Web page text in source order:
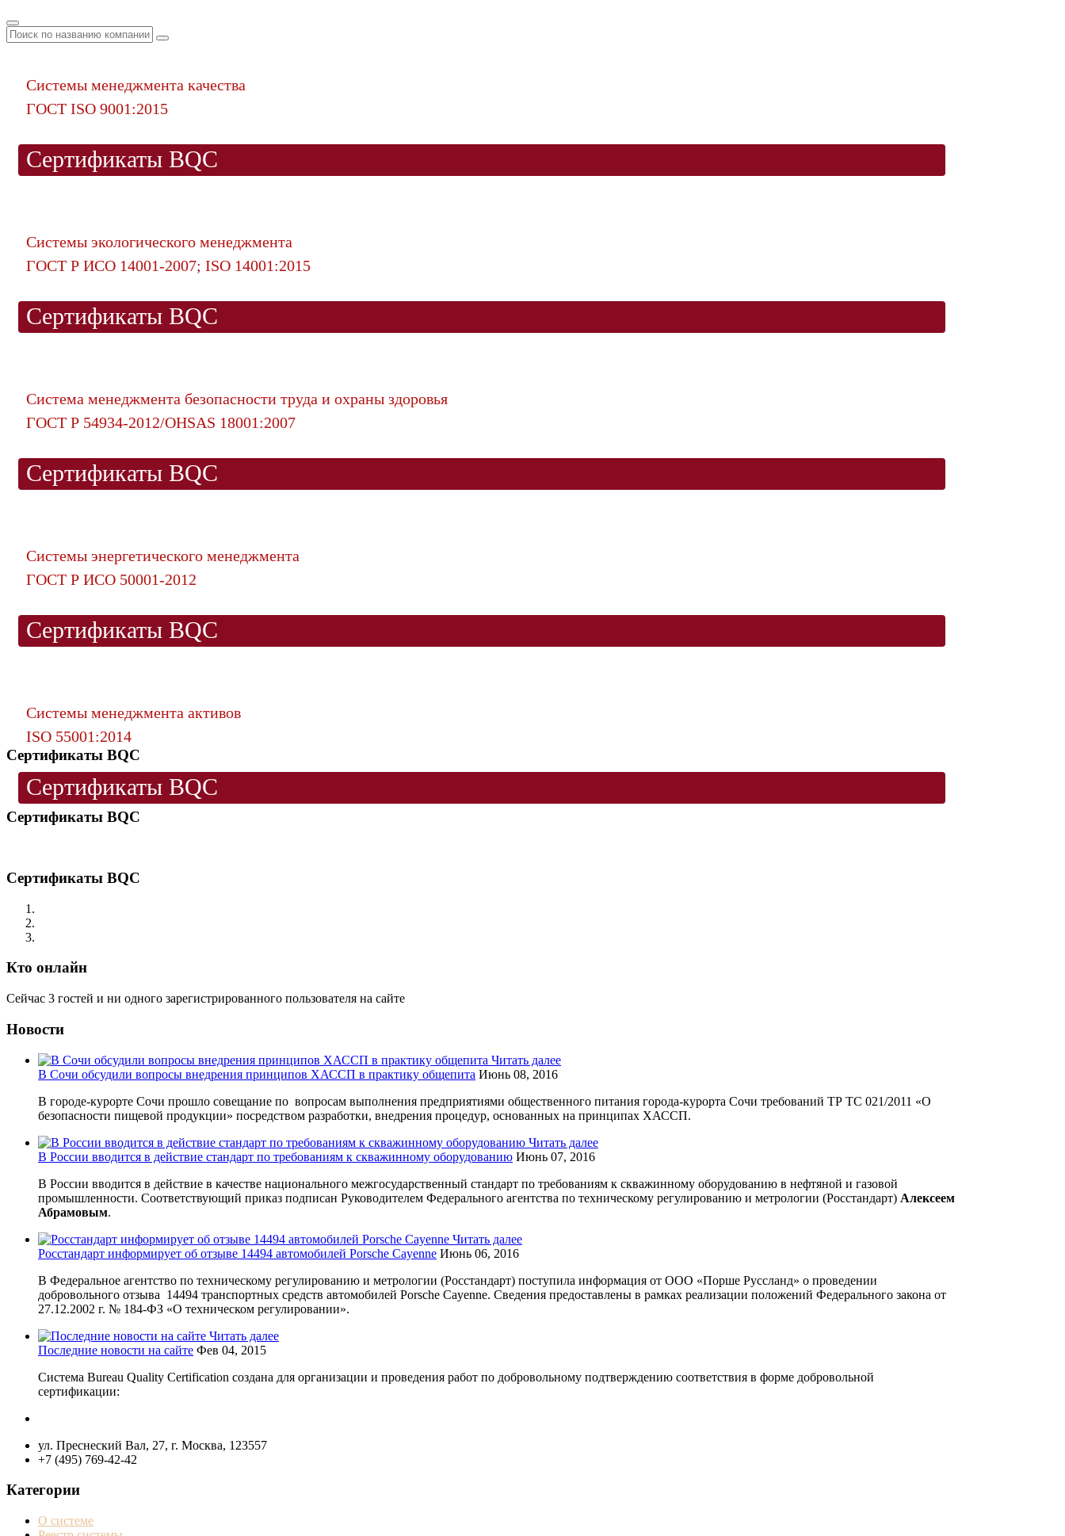
Системы менеджмента качества
ГОСТ ISO 9001:2015
Сертификаты BQC
Системы экологического менеджмента
ГОСТ Р ИСО 14001-2007; ISO 14001:2015
Сертификаты BQC
Система менеджмента безопасности труда и охраны здоровья
ГОСТ Р 54934-2012/OHSAS 18001:2007
Сертификаты BQC
Системы энергетического менеджмента
ГОСТ Р ИСО 50001-2012
Сертификаты BQC
Системы менеджмента активов
ISO 55001:2014
Сертификаты BQC
Сертификаты BQC
Сертификаты BQC
Сертификаты BQC
Кто онлайн
Сейчас 3 гостей и ни одного зарегистрированного пользователя на сайте
Новости
Читать далее
В Сочи обсудили вопросы внедрения принципов ХАССП в практику общепита Июнь 08, 2016
В городе-курорте Сочи прошло совещание по вопросам выполнения предприятиями общественного питания города-курорта Сочи требований ТР ТС 021/2011 «О
безопасности пищевой продукции» посредством разработки, внедрения процедур, основанных на принципах ХАССП.
Читать далее
В России вводится в действие стандарт по требованиям к скважинному оборудованию Июнь 07, 2016
В России вводится в действие в качестве национального межгосударственный стандарт по требованиям к скважинному оборудованию в нефтяной и газовой
промышленности. Соответствующий приказ подписан Руководителем Федерального агентства по техническому регулированию и метрологии (Росстандарт) Алексеем
Абрамовым.
Читать далее
Росстандарт информирует об отзыве 14494 автомобилей Porsche Cayenne Июнь 06, 2016
В Федеральное агентство по техническому регулированию и метрологии (Росстандарт) поступила информация от ООО «Порше Руссланд» о проведении
добровольного отзыва 14494 транспортных средств автомобилей Porsche Cayenne. Сведения предоставлены в рамках реализации положений Федерального закона от
27.12.2002 г. № 184-ФЗ «О техническом регулировании».
Читать далее
Последние новости на сайте Фев 04, 2015
Система Bureau Quality Certification создана для организации и проведения работ по добровольному подтверждению соответствия в форме добровольной
сертификации:
ул. Преснеский Вал, 27, г. Москва, 123557
+7 (495) 769-42-42
Категории
О системе